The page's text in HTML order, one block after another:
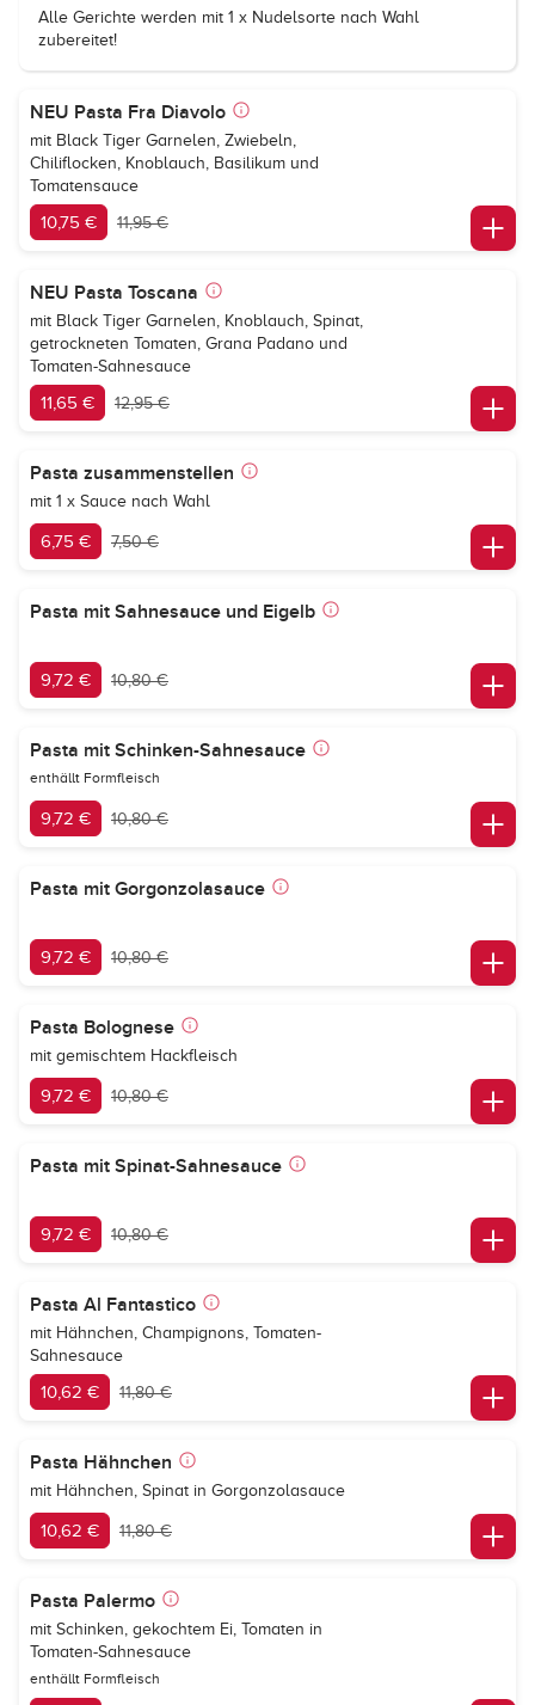
Alle Gerichte werden mit 1 x Nudelsorte nach Wahl
zubereitet!
NEU Pasta Fra Diavolo
mit Black Tiger Garnelen, Zwiebeln,
Chiliflocken, Knoblauch, Basilikum und
Tomatensauce
10,75 € 11,95 €
NEU Pasta Toscana
mit Black Tiger Garnelen, Knoblauch, Spinat,
getrockneten Tomaten, Grana Padano und
Tomaten-Sahnesauce
11,65 € 12,95 €
Pasta zusammenstellen
mit 1 x Sauce nach Wahl
6,75 € 7,50 €
Pasta mit Sahnesauce und Eigelb
9,72 € 10,80 €
Pasta mit Schinken-Sahnesauce
enthällt Formfleisch
9,72 € 10,80 €
Pasta mit Gorgonzolasauce
9,72 € 10,80 €
Pasta Bolognese
mit gemischtem Hackfleisch
9,72 € 10,80 €
Pasta mit Spinat-Sahnesauce
9,72 € 10,80 €
Pasta Al Fantastico
mit Hähnchen, Champignons, Tomaten-
Sahnesauce
10,62 € 11,80 €
Pasta Hähnchen
mit Hähnchen, Spinat in Gorgonzolasauce
10,62 € 11,80 €
Pasta Palermo
mit Schinken, gekochtem Ei, Tomaten in
Tomaten-Sahnesauce
enthällt Formfleisch